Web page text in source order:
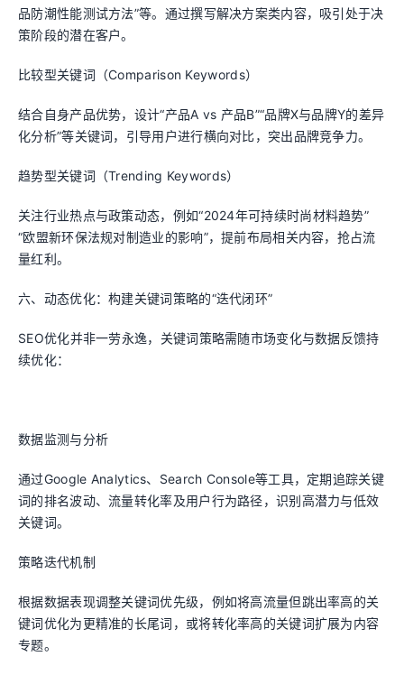
品防潮性能测试方法”等。通过撰写解决方案类内容，吸引处于决
策阶段的潜在客户。
比较型关键词（Comparison Keywords）
结合自身产品优势，设计“产品A vs 产品B”“品牌X与品牌Y的差异
化分析”等关键词，引导用户进行横向对比，突出品牌竞争力。
趋势型关键词（Trending Keywords）
关注行业热点与政策动态，例如“2024年可持续时尚材料趋势”
“欧盟新环保法规对制造业的影响”，提前布局相关内容，抢占流
量红利。
六、动态优化：构建关键词策略的“迭代闭环”
SEO优化并非一劳永逸，关键词策略需随市场变化与数据反馈持
续优化：
数据监测与分析
通过Google Analytics、Search Console等工具，定期追踪关键
词的排名波动、流量转化率及用户行为路径，识别高潜力与低效
关键词。
策略迭代机制
根据数据表现调整关键词优先级，例如将高流量但跳出率高的关
键词优化为更精准的长尾词，或将转化率高的关键词扩展为内容
专题。